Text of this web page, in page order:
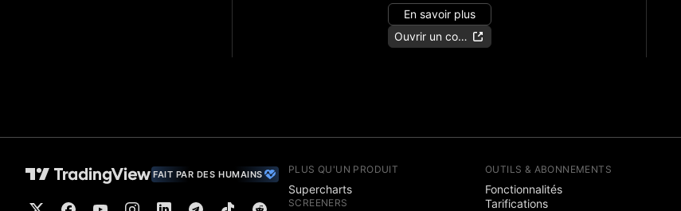
En savoir plus
Ouvrir un compte
FAIT PAR DES HUMAINS PLUS QU'UN PRODUIT
Supercharts
SCREENERS
OUTILS & ABONNEMENTS
Fonctionnalités
Tarifications